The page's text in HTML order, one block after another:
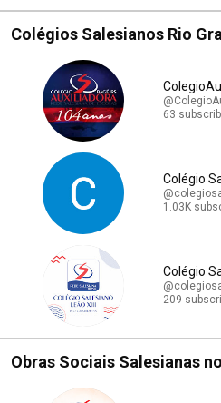
Colégios Salesianos Rio
63
Colégio
1.03K
Colégio
209
Obras Sociais Salesianas